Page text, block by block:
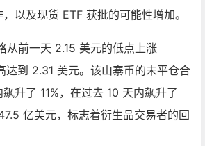
以及现货 ETF 获批的可能性增加。
从前一天 2.15 美元的低点上涨
达到 2.31 美元。该山寨币的未平仓合
升了 11%，在过去 10 天内飙升了
亿美元，标志着衍生品交易者的回